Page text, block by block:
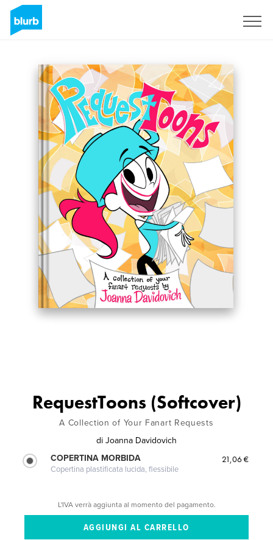
RequestToons (Softcover)
A Collection of Your Fanart Requests
di Joanna Davidovich
COPERTINA MORBIDA
Copertina plastificata lucida, flessibile
21,06 €
L'IVA verrà aggiunta al momento del pagamento.